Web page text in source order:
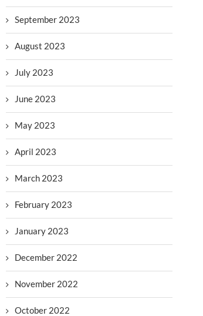
September 2023
August 2023
July 2023
June 2023
May 2023
April 2023
March 2023
February 2023
January 2023
December 2022
November 2022
October 2022